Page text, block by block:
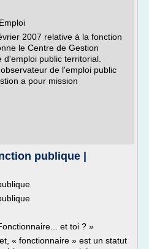
2007 relative à la fonction
le Centre de Gestion
public territorial.
de l'emploi public
a pour mission
publique |
et toi ? »
« fonctionnaire » est un statut